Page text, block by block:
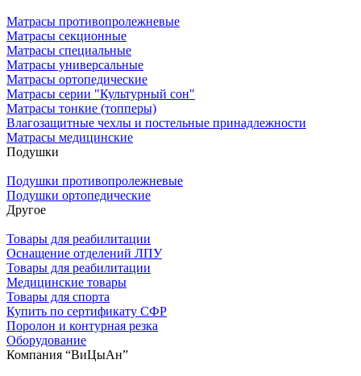
Матрасы противопролежневые
Матрасы секционные
Матрасы специальные
Матрасы универсальные
Матрасы ортопедические
Матрасы серии "Культурный сон"
Матрасы тонкие (топперы)
Влагозащитные чехлы и постельные принадлежности
Матрасы медицинские
Подушки
Подушки противопролежневые
Подушки ортопедические
Другое
Товары для реабилитации
Оснащение отделений ЛПУ
Товары для реабилитации
Медицинские товары
Товары для спорта
Купить по сертификату СФР
Поролон и контурная резка
Оборудование
Компания “ВиЦыАн”